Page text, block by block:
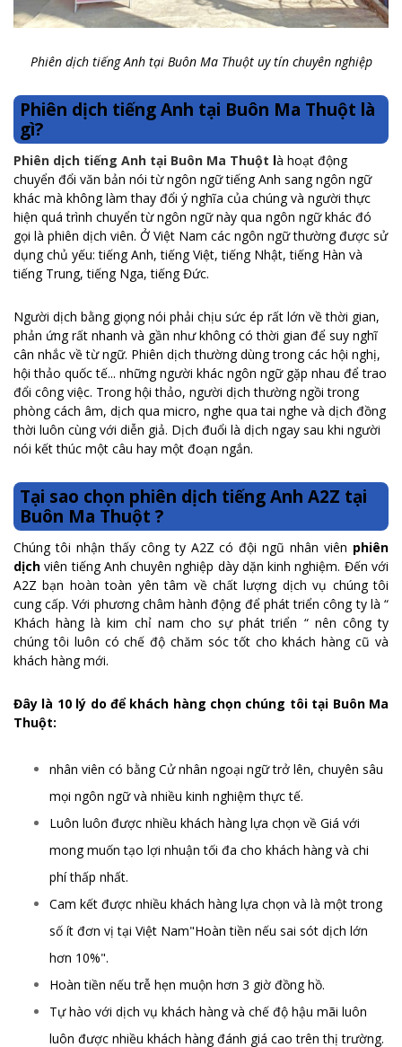
Phiên dịch tiếng Anh tại Buôn Ma Thuột uy tín chuyên nghiệp
Phiên dịch tiếng Anh tại Buôn Ma Thuột là
gì?
Phiên dịch tiếng Anh tại Buôn Ma Thuột là hoạt động
chuyển đổi văn bản nói từ ngôn ngữ tiếng Anh sang ngôn ngữ
khác mà không làm thay đổi ý nghĩa của chúng và người thực
hiện quá trình chuyển từ ngôn ngữ này qua ngôn ngữ khác đó
gọi là phiên dịch viên. Ở Việt Nam các ngôn ngữ thường được sử
dụng chủ yếu: tiếng Anh, tiếng Việt, tiếng Nhật, tiếng Hàn và
tiếng Trung, tiếng Nga, tiếng Đức.
Người dịch bằng giọng nói phải chịu sức ép rất lớn về thời gian,
phản ứng rất nhanh và gần như không có thời gian để suy nghĩ
cân nhắc về từ ngữ. Phiên dịch thường dùng trong các hội nghị,
hội thảo quốc tế... những người khác ngôn ngữ gặp nhau để trao
đổi công việc. Trong hội thảo, người dịch thường ngồi trong
phòng cách âm, dịch qua micro, nghe qua tai nghe và dịch đồng
thời luôn cùng với diễn giả. Dịch đuổi là dịch ngay sau khi người
nói kết thúc một câu hay một đoạn ngắn.
Tại sao chọn phiên dịch tiếng Anh A2Z tại
Buôn Ma Thuột ?
Chúng tôi nhận thấy công ty A2Z có đội ngũ nhân viên phiên
dịch viên tiếng Anh chuyên nghiệp dày dặn kinh nghiệm. Đến với
A2Z bạn hoàn toàn yên tâm về chất lượng dịch vụ chúng tôi
cung cấp. Với phương châm hành động để phát triển công ty là “
Khách hàng là kim chỉ nam cho sự phát triển “ nên công ty
chúng tôi luôn có chế độ chăm sóc tốt cho khách hàng cũ và
khách hàng mới.
Đây là 10 lý do để khách hàng chọn chúng tôi tại Buôn Ma
Thuột:
nhân viên có bằng Cử nhân ngoại ngữ trở lên, chuyên sâu
mọi ngôn ngữ và nhiều kinh nghiệm thực tế.
Luôn luôn được nhiều khách hàng lựa chọn về Giá với
mong muốn tạo lợi nhuận tối đa cho khách hàng và chi
phí thấp nhất.
Cam kết được nhiều khách hàng lựa chọn và là một trong
số ít đơn vị tại Việt Nam"Hoàn tiền nếu sai sót dịch lớn
hơn 10%".
Hoàn tiền nếu trễ hẹn muộn hơn 3 giờ đồng hồ.
Tự hào với dịch vụ khách hàng và chế độ hậu mãi luôn
luôn được nhiều khách hàng đánh giá cao trên thị trường.